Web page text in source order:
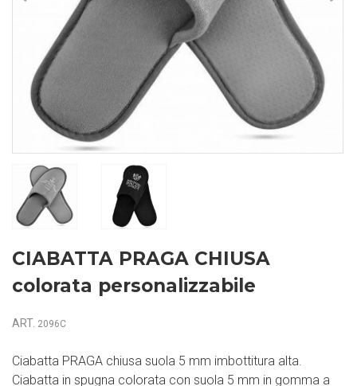
CIABATTA PRAGA CHIUSA
colorata personalizzabile
ART. 2096C
Ciabatta PRAGA chiusa suola 5 mm imbottitura alta.
Ciabatta in spugna colorata con suola 5 mm in gomma a